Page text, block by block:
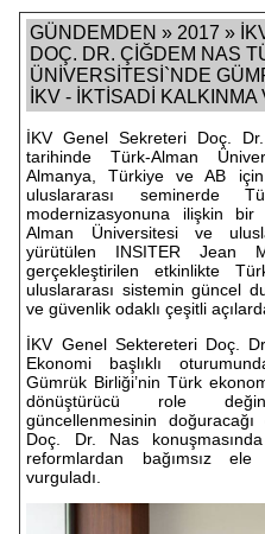
GÜNDEMDEN » 2017 »
DOÇ. DR. ÇİĞDEM NAS
ÜNİVERSİTESİ`NDE
İKV - İKTİSADİ KALKINMA
İKV Genel Sekreteri Doç.
tarihinde Türk-Alman
Almanya, Türkiye ve AB
uluslararası seminerde
modernizasyonuna ilişkin
Alman Üniversitesi ve
yürütülen INSITER Jean
gerçekleştirilen etkinlikte
uluslararası sistemin güncel
ve güvenlik odaklı çeşitli
İKV Genel Sektereteri Doç.
Ekonomi başlıklı
Gümrük Birliği’nin Türk
dönüştürücü role
güncellenmesinin doğuracağı
Doç. Dr. Nas
reformlardan bağımsız ele
vurguladı.